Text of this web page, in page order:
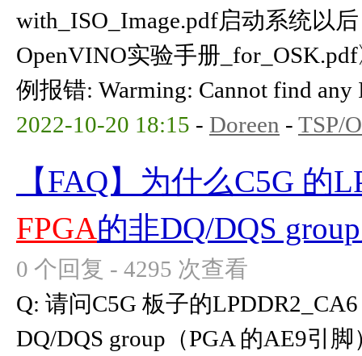
with_ISO_Image.pdf启动系统以
OpenVINO实验手册
例报错: Warming: Cannot find any
2022-10-20 18:15 - Doreen - TSP/
【FAQ】为什么C5G 的
FPGA的非DQ/DQS
0 个回复 - 4295 次查看
Q: 请问C5G 板子的
DQ/DQS group（PGA 的AE9引